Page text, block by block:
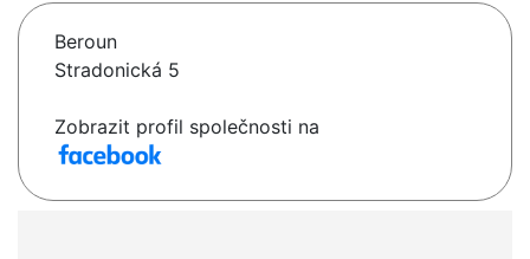
Beroun
Stradonická 5
Zobrazit profil společnosti na